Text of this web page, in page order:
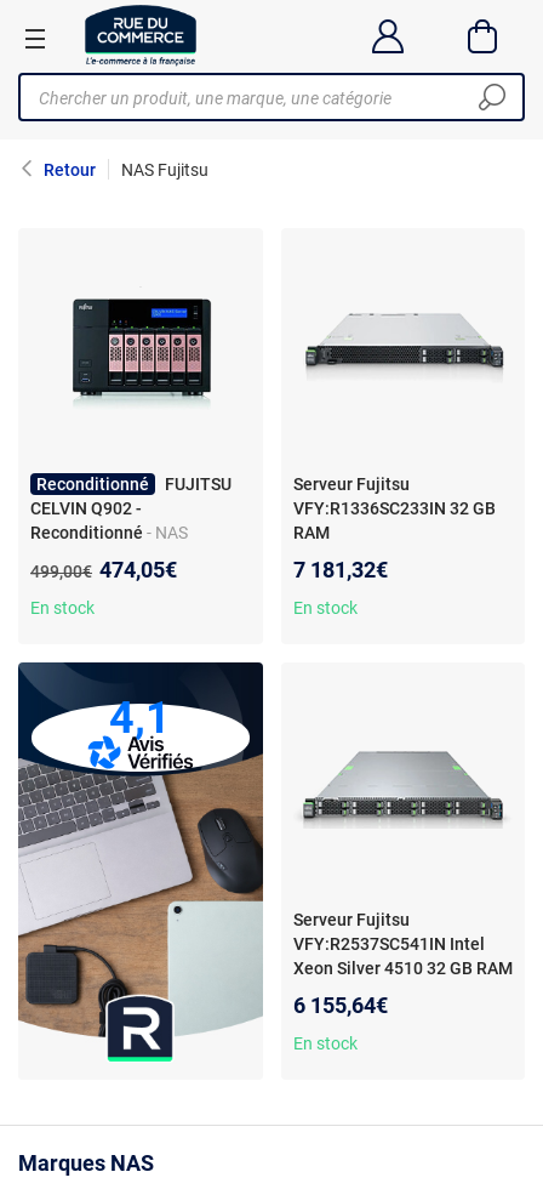
Retour NAS Fujitsu
Reconditionné
FUJITSU
CELVIN Q902 -
Reconditionné - NAS
Baies extensibles - RAID -
Gestion à distance
Ancien prix :
499,00€ Nouveau prix :
474,05€
En stock
Serveur Fujitsu
VFY:R1336SC233IN 32 GB
RAM
7 181,32€
En stock
4,1
Serveur Fujitsu
VFY:R2537SC541IN Intel
Xeon Silver 4510 32 GB RAM
6 155,64€
En stock
Marques NAS